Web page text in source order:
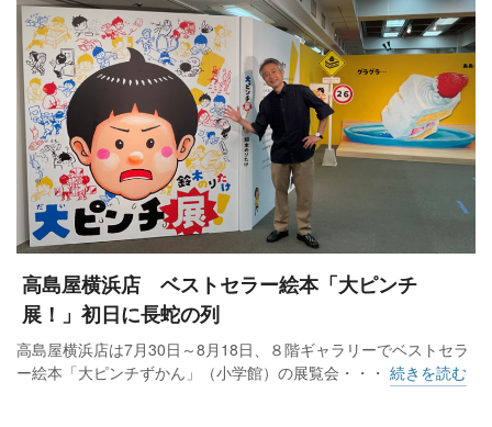
高島屋横浜店 ベストセラー絵本「大ピンチ
展！」初日に長蛇の列
高島屋横浜店は7月30日～8月18日、８階ギャラリーでベストセラ
ー絵本「大ピンチずかん」（小学館）の展覧会・・・ 続きを読む